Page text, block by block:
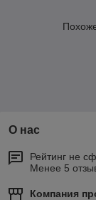
О нас
Рейтинг не
Менее 5
Компания